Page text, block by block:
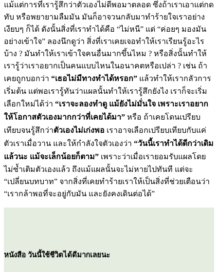
แม้แต่การที่เรารู้สึกว่าตัวเองไม่ดีพอมาตลอด ซึ่งถ้าเราเอาแต่กด
ทับ หรือพยายามลืมมัน มันก็อาจวนกลับมาทำร้ายใจเราอย่าง
เงียบๆ ก็ได้ ดังนั้นสิ่งที่เราทำได้คือ “ไม่หนี” แต่ “ค่อยๆ มองมัน
อย่างเข้าใจ” ลองนึกดูว่า สิ่งที่เราเคยเจอทำให้เราเรียนรู้อะไร
บ้าง ? มันทำให้เราเข้าใจคนอื่นมากขึ้นไหม ? หรือสิ่งนั้นทำให้
เรารู้ว่าเราอยากเป็นคนแบบไหนในอนาคตหรือเปล่า ? เช่น ถ้า
เคยถูกบอกว่า “เธอไม่มีทางทำได้หรอก” แล้วทำให้เรากลัวการ
เริ่มต้น แต่พอเรารู้ทันว่าแผลนั้นทำให้เรารู้สึกยังไง เราก็จะเริ่ม
เลือกใหม่ได้ว่า “เราจะลองทำดู แม้ยังไม่มั่นใจ เพราะเราอยาก
ให้โอกาสตัวเองมากกว่าที่เคยได้มา” หรือ ถ้าเคยโดนเปรียบ
เทียบจนรู้สึกว่าตัวเองไม่เก่งพอ เราอาจเลือกเปรียบเทียบกับแค่
ตัวเราเมื่อวาน และให้กำลังใจตัวเองว่า “วันนี้เราทำได้ดีกว่าเดิม
แล้วนะ แม้จะเล็กน้อยก็ตาม” เพราะว่าเมื่อเรายอมรับแผลโดย
ไม่ซ้ำเติมตัวเองแล้ว ถึงแม้แผลนั้นจะไม่หายไปทันที แต่จะ
“เปลี่ยนบทบาท” จากสิ่งที่เคยทำร้ายเราให้เป็นสิ่งที่ช่วยเตือนว่า
“เรากล้าพอที่จะอยู่กับมัน และยังคงเดินต่อได้”
หนังสือ วันนี้ใช้ชีวิตได้ดีมากเลยนะ